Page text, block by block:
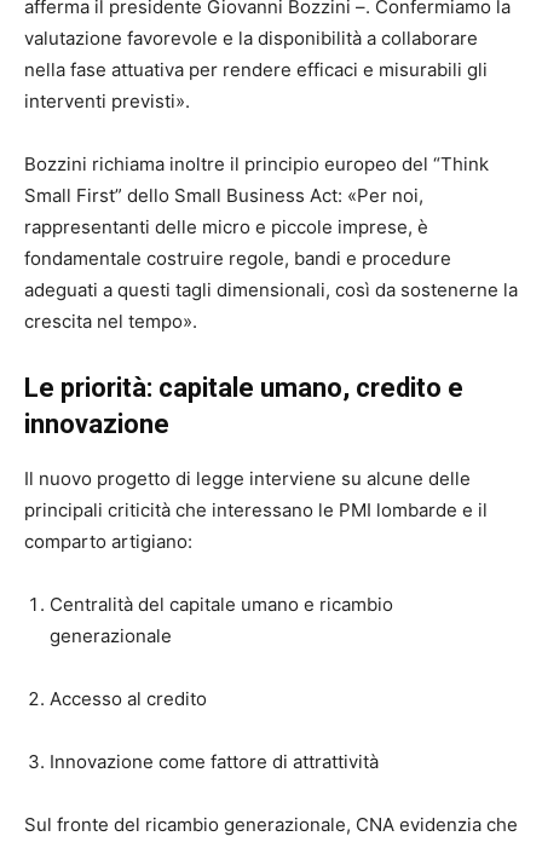
afferma il presidente Giovanni Bozzini –. Confermiamo la
valutazione favorevole e la disponibilità a collaborare
nella fase attuativa per rendere efficaci e misurabili gli
interventi previsti».
Bozzini richiama inoltre il principio europeo del “Think
Small First” dello Small Business Act: «Per noi,
rappresentanti delle micro e piccole imprese, è
fondamentale costruire regole, bandi e procedure
adeguati a questi tagli dimensionali, così da sostenerne la
crescita nel tempo».
Le priorità: capitale umano, credito e
innovazione
Il nuovo progetto di legge interviene su alcune delle
principali criticità che interessano le PMI lombarde e il
comparto artigiano:
Centralità del capitale umano e ricambio
generazionale
Accesso al credito
Innovazione come fattore di attrattività
Sul fronte del ricambio generazionale, CNA evidenzia che